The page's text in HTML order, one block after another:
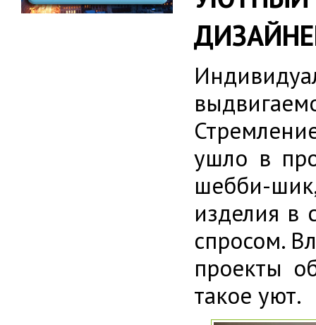
ушло в
шебби-
изделия в
спросом.
проекты
такое уют.